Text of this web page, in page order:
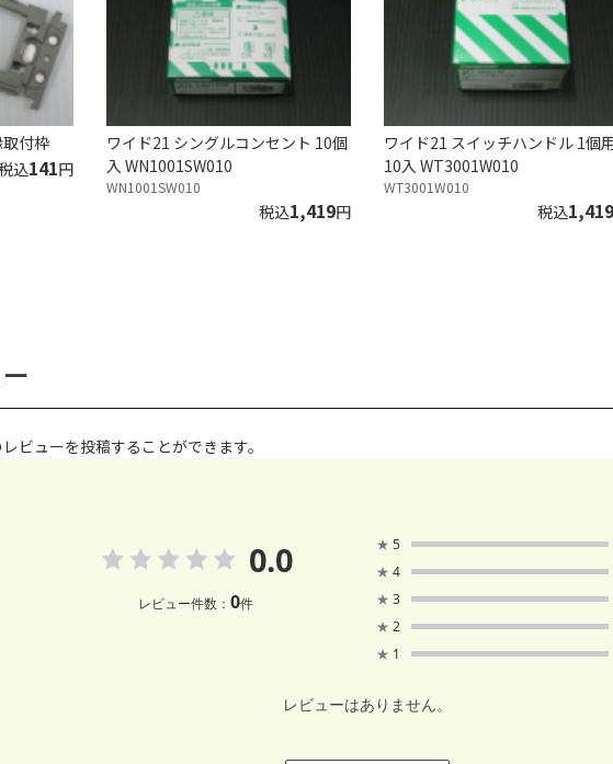
付枠
込141円
ワイド21 シングルコンセント 10個
入 WN1001SW010
WN1001SW010
税込1,419円
ワイド21 スイッチハンドル 1個
10入 WT3001W010
WT3001W010
税込1,419
ビューを投稿することができます。
0.0
レビュー件数： 0件
★ 5
★ 4
★ 3
★ 2
★ 1
レビューはありません。